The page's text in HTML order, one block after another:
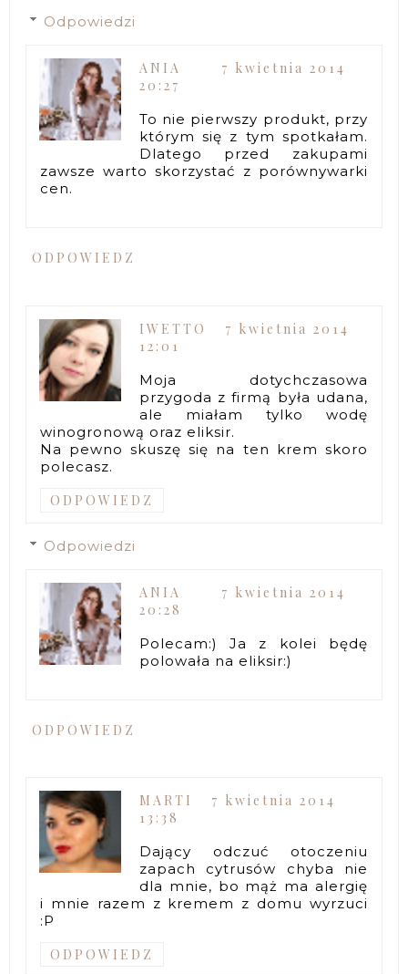
Odpowiedzi
ANIA
7 kwietnia 2014
20:27
To nie pierwszy produkt, przy
którym się z tym spotkałam.
Dlatego przed zakupami
zawsze warto skorzystać z porównywarki
cen.
ODPOWIEDZ
IWETTO
7 kwietnia 2014
12:01
Moja dotychczasowa
przygoda z firmą była udana,
ale miałam tylko wodę
winogronową oraz eliksir.
Na pewno skuszę się na ten krem skoro
polecasz.
ODPOWIEDZ
Odpowiedzi
ANIA
7 kwietnia 2014
20:28
Polecam:) Ja z kolei będę
polowała na eliksir:)
ODPOWIEDZ
MARTI
7 kwietnia 2014
13:38
Dający odczuć otoczeniu
zapach cytrusów chyba nie
dla mnie, bo mąż ma alergię
i mnie razem z kremem z domu wyrzuci
:P
ODPOWIEDZ